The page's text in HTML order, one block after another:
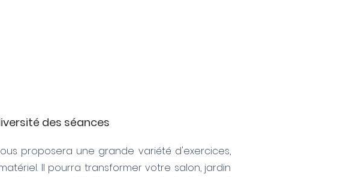
des séances
proposera une grande variété d'exercices,
Il pourra transformer votre salon, jardin